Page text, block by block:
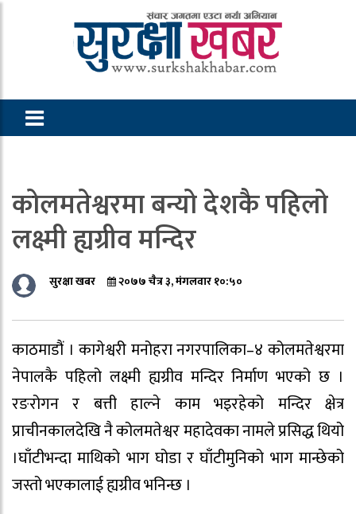
कोलमतेश्वरमा बन्यो देशकै पहिलो
लक्ष्मी ह्यग्रीव मन्दिर
सुरक्षा खबर २०७७ चैत्र ३, मंगलवार १०:५०
काठमाडौं । कागेश्वरी मनोहरा नगरपालिका–४ कोलमतेश्वरमा
नेपालकै पहिलो लक्ष्मी ह्यग्रीव मन्दिर निर्माण भएको छ ।
रङरोगन र बत्ती हाल्ने काम भइरहेको मन्दिर क्षेत्र
प्राचीनकालदेखि नै कोलमतेश्वर महादेवका नामले प्रसिद्ध थियो
।घाँटीभन्दा माथिको भाग घोडा र घाँटीमुनिको भाग मान्छेको
जस्तो भएकालाई ह्यग्रीव भनिन्छ ।